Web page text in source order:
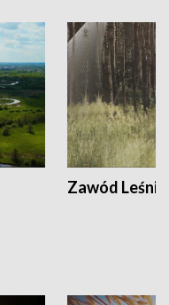
Zawód Leśnik